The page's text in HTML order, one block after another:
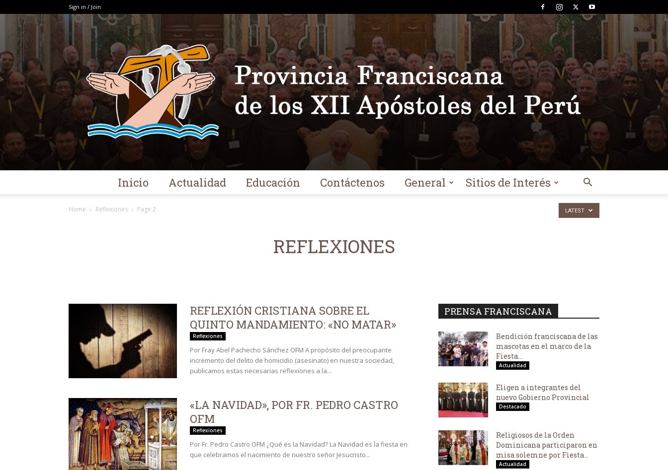
Sign in / Join
Inicio Actualidad Educación Contáctenos General Sitios de Interés
Home Reflexiones Page 2
REFLEXIONES
LATEST
REFLEXIÓN CRISTIANA SOBRE EL
QUINTO MANDAMIENTO: «NO MATAR»
Reflexiones
Por Fray Abel Pachecho Sánchez OFM A propósito del preocupante
incremento del delito de homicidio (asesinato) en nuestra sociedad,
publicamos estas necesarias reflexiones a la...
«LA NAVIDAD», POR FR. PEDRO CASTRO
OFM
Reflexiones
Por Fr. Pedro Castro OFM ¿Qué es la Navidad? La Navidad es la fiesta en
que celebramos el nacimiento de nuestro señor Jesucristo...
PRENSA FRANCISCANA
Bendición franciscana de las
mascotas en el marco de la
Fiesta...
Actualidad
Eligen a integrantes del
nuevo Gobierno Provincial
Destacado
Religiosos de la Orden
Dominicana participaron en
misa solemne por Fiesta...
Actualidad